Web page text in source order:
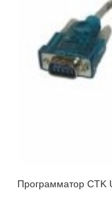
Программатор CTK